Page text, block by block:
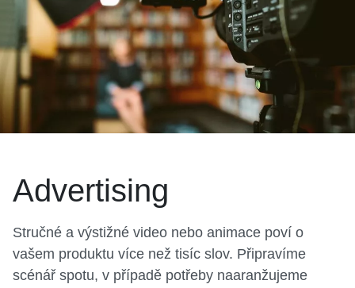
Advertising
Stručné a výstižné video nebo animace poví o
vašem produktu více než tisíc slov. Připravíme
scénář spotu, v případě potřeby naaranžujeme